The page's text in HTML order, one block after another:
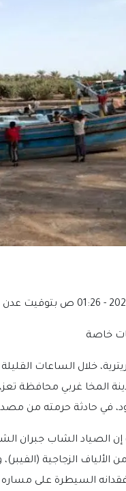
خاصة
خلال الساعات
المخا غربي محافظة
في حادثة حرمته من
الصياد الشاب جبران
الألياف الزجاجية
السيطرة على مساره